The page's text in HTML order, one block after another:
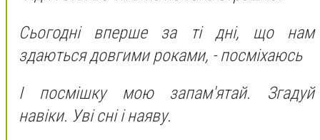
Сьогодні вперше за ті дні, що нам
здаються довгими роками, - посміхаюсь
І посмішку мою запам'ятай. Згадуй
навіки. Уві сні і наяву.